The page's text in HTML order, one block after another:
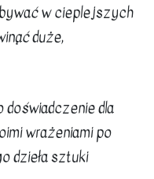
w cieplejszych
duże,
doświadczenie dla
wrażeniami po
dzieła sztuki